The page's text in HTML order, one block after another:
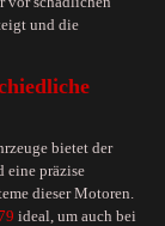
und die
bietet der
eine präzise
dieser Motoren.
ideal, um auch bei